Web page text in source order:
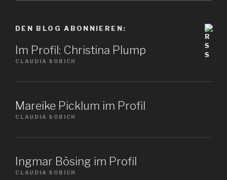
DEN BLOG ABONNIEREN:
Im Profil: Christina Plump
CLAUDIA SOBICH
Mareike Picklum im Profil
CLAUDIA SOBICH
Ingmar Bösing im Profil
CLAUDIA SOBICH